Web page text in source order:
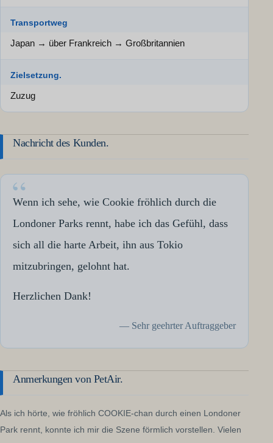
Transportweg
Japan → über Frankreich → Großbritannien
Zielsetzung.
Zuzug
Nachricht des Kunden.
Wenn ich sehe, wie Cookie fröhlich durch die
Londoner Parks rennt, habe ich das Gefühl, dass
sich all die harte Arbeit, ihn aus Tokio
mitzubringen, gelohnt hat.
Herzlichen Dank!
— Sehr geehrter Auftraggeber
Anmerkungen von PetAir.
Als ich hörte, wie fröhlich COOKIE-chan durch einen Londoner
Park rennt, konnte ich mir die Szene förmlich vorstellen. Vielen